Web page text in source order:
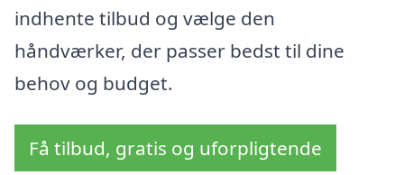
indhente tilbud og vælge den
håndværker, der passer bedst til dine
behov og budget.
Få tilbud, gratis og uforpligtende